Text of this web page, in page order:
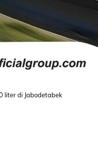
liter di Jabodetabek